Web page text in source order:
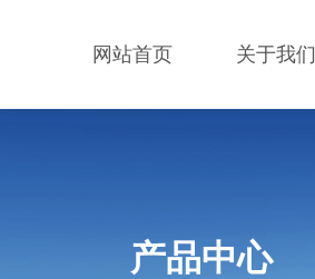
网站首页 关于我们
产品中心